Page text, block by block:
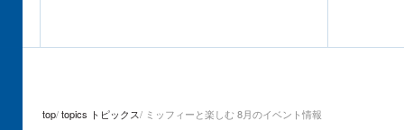
top topics トピックス ミッフィーと楽しむ 8月のイベント情報